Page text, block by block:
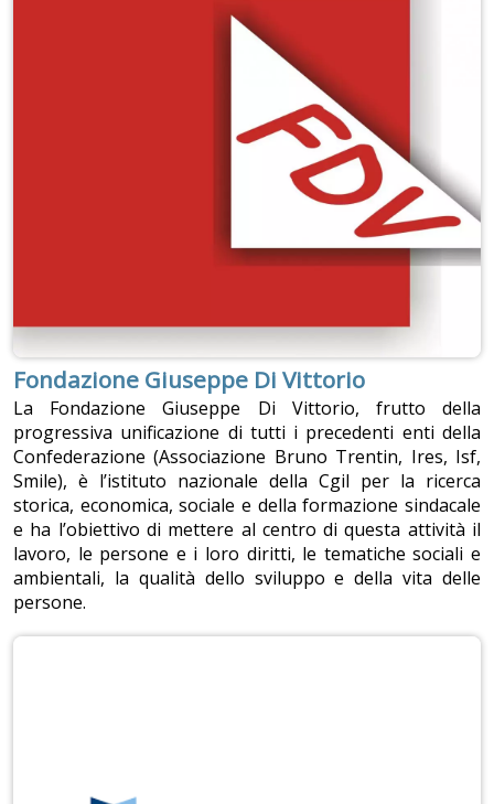
Fondazione Giuseppe Di Vittorio
La Fondazione Giuseppe Di Vittorio, frutto della
progressiva unificazione di tutti i precedenti enti della
Confederazione (Associazione Bruno Trentin, Ires, Isf,
Smile), è l’istituto nazionale della Cgil per la ricerca
storica, economica, sociale e della formazione sindacale
e ha l’obiettivo di mettere al centro di questa attività il
lavoro, le persone e i loro diritti, le tematiche sociali e
ambientali, la qualità dello sviluppo e della vita delle
persone.